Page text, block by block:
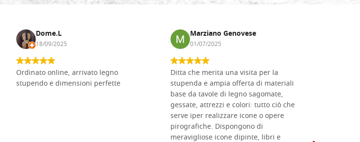
Dome.L
18/09/2025
Ordinato online, arrivato legno
stupendo e dimensioni perfette
Marziano Genovese
01/07/2025
Ditta che merita una visita per la
stupenda e ampia offerta di materiali
base da tavole di legno sagomate,
gessate, attrezzi e colori: tutto ciò che
serve iper realizzare icone o opere
pirografiche. Dispongono di
meravigliose icone dipinte, libri e